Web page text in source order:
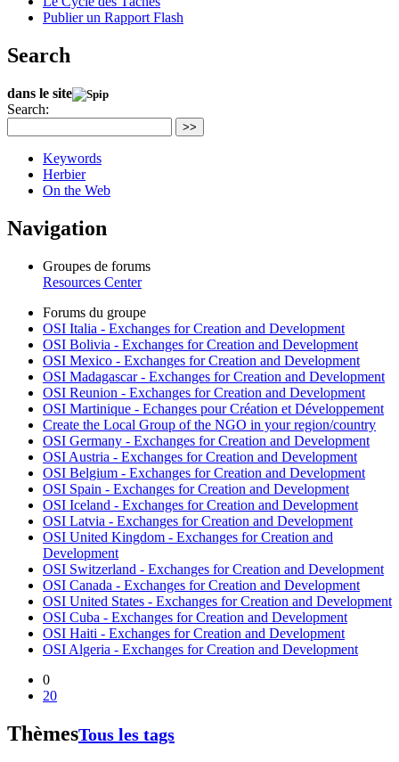
Publier un Rapport Flash
Search
dans le site
Search:
>>
Keywords
Herbier
On the Web
Navigation
Groupes de forums
Resources Center
Forums du groupe
OSI Italia - Exchanges for Creation and Development
OSI Bolivia - Exchanges for Creation and Development
OSI Mexico - Exchanges for Creation and Development
OSI Madagascar - Exchanges for Creation and Development
OSI Reunion - Exchanges for Creation and Development
OSI Martinique - Echanges pour Création et Développement
Create the Local Group of the NGO in your region/country
OSI Germany - Exchanges for Creation and Development
OSI Austria - Exchanges for Creation and Development
OSI Belgium - Exchanges for Creation and Development
OSI Spain - Exchanges for Creation and Development
OSI Iceland - Exchanges for Creation and Development
OSI Latvia - Exchanges for Creation and Development
OSI United Kingdom - Exchanges for Creation and
Development
OSI Switzerland - Exchanges for Creation and Development
OSI Canada - Exchanges for Creation and Development
OSI United States - Exchanges for Creation and Development
OSI Cuba - Exchanges for Creation and Development
OSI Haiti - Exchanges for Creation and Development
OSI Algeria - Exchanges for Creation and Development
0
20
ThèmesTous les tags